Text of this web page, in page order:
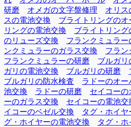
研磨
オメガの文字盤修理 オリス
スの電池交換
ブライトリングの
リングの電池交換
ブライトリング
のリューズ交換
フランクミュラ
ンクミュラーのガラス交換
フラン
フランクミュラーの研磨
ブルガリ
ガリの電池交換
ブルガリの研磨
ブルガリの防水検査
ラドーのオー
池交換
ラドーの研磨 セイコーの
ーのガラス交換
セイコーの電池交
イコーのベゼル交換
タグ・ホイ
グ・ホイヤーの電池交換
タグ・